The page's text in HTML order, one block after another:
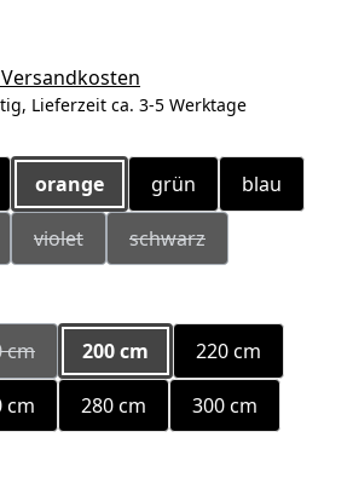
Lieferzeit ca. 3-5 Werktage
orange grün blau
Option ist zurzeit nicht verfügbar.)
violet(Diese Option ist zurzeit nicht
schwarz(Diese Option ist
ist zurzeit nicht verfügbar.)
cm
(Diese Option ist zurzeit nicht verfügbar.)
200 cm 220 cm
cm 280 cm
300 cm